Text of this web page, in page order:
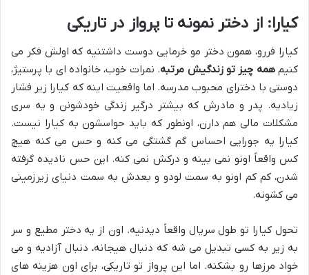
کیارا: از دختر نمونه تا پرواز در تاریکی
کیارا فررو، همون دختر مو خرمایی دوست داشتنیه که اولش فکر می
کنیمهمه چیز تو زندگیش مرتبه. نمرات خوب، خانواده ای با پرستیژ،
دوستی با دخترای محبوب مدرسه. اما واقعیت اینه که کیارا زیر فشار
زیادیه. پدر و مادرش که بیشتر درگیر زندگی خودشونن و یه سری
مشکلات مالی هم دارن، اونطور که باید حواسشون به کیارا نیست.
کیارا یه جورایی احساس گم گشتگی می کنه و حس می کنه هیچ
کس واقعاً اونو نمی بینه و درکش نمی کنه. این حس نادیده گرفته
شدن، کم کم اونو به سمت لودو و بعدش به سمت دنیای زیرزمینی
می کشونه.
تحول کیارا تو طول سریال واقعاً دیدنیه. اون از یه دختر مطیع و سر
به زیر به کسی تبدیل می شه که دنبال هیجانه، دنبال آزادیه و می
خواد مرزها رو بشکنه. اما این پرواز تو تاریکی، برای اون هزینه های